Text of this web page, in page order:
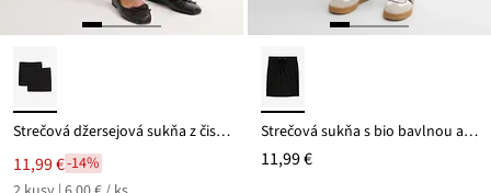
Strečová džersejová sukňa z čistej bio bavlny (2ks v balení)
11,99 €-14%
Strečová sukňa s bio bavlnou a strečom
11,99 €